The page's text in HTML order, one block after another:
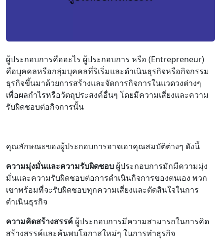
ผู้ประกอบการคืออะไร ผู้ประกอบการ หรือ (Entrepreneur)
คือบุคคลหรือกลุ่มบุคคลที่ริเริ่มและดำเนินธุรกิจหรือกิจกรรม
ธุรกิจขึ้นมาด้วยการสร้างและจัดการกิจการในแวดวงต่างๆ
เพื่อผลกำไรหรือวัตถุประสงค์อื่นๆ โดยมีความเสี่ยงและความ
รับผิดชอบต่อกิจการนั้น
คุณลักษณะของผู้ประกอบการอาจเอาคุณสมบัติต่างๆ ดังนี้
ความมุ่งมั่นและความรับผิดชอบ ผู้ประกอบการมักมีความมุ่ง
มั่นและความรับผิดชอบต่อการดำเนินกิจการของตนเอง พวก
เขาพร้อมที่จะรับผิดชอบทุกความเสี่ยงและตัดสินใจในการ
ดำเนินธุรกิจ
ความคิดสร้างสรรค์ ผู้ประกอบการมีความสามารถในการคิด
สร้างสรรค์และค้นพบโอกาสใหม่ๆ ในการทำธุรกิจ